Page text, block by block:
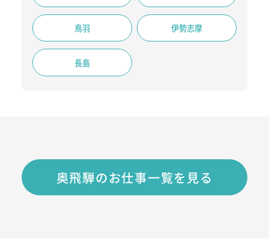
鳥羽 伊勢志摩
長島
奥飛騨のお仕事一覧を見る